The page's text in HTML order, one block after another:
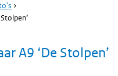
›
A9 ‘De Stolpen’